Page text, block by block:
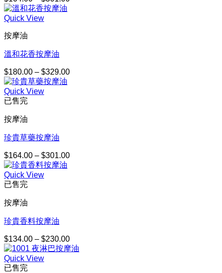
Quick View
按摩油
溫和花香按摩油
$180.00 – $329.00價
Quick View
已售完
按摩油
珍貴草藥按摩油
$164.00 – $301.00價
Quick View
已售完
按摩油
珍貴香料按摩油
$134.00 – $230.00價
格
Quick View
已售完